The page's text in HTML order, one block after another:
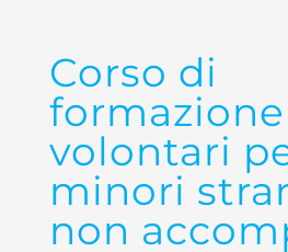
Corso di
volontari
minori
non